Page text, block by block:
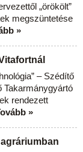
„örökölt”
megszüntetése
»
– Szédítő
Takarmánygyártó
rendezett
»